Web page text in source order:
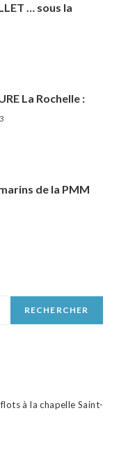
… sous la
La Rochelle :
de la PMM
RECHERCHER
à la chapelle Saint-